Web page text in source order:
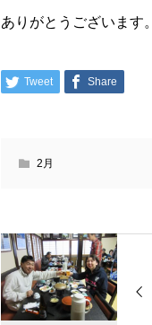
ありがとうございます。
Tweet Share
2月